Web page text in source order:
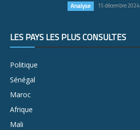
Analyse 15 décembre 2024
LES PAYS LES PLUS CONSULTÉS
Politique
Sénégal
Maroc
Afrique
Mali